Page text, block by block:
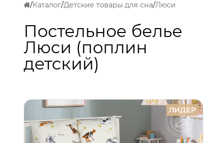
Каталог Детские товары для сна Люси
Постельное белье
Люси (поплин
детский)
ЛИДЕР